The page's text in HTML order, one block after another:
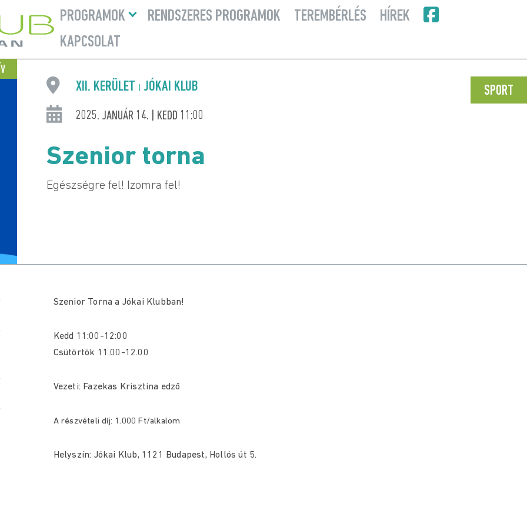
PROGRAMOK
Menü
lenyitásaRENDSZERES PROGRAMOK TEREMBÉRLÉS
HÍREK
KAPCSOLAT
SPORT
XII. KERÜLET JÓKAI KLUB
2025. JANUÁR 14. | KEDD 11:00
Szenior torna
Egészségre fel! Izomra fel!
Szenior Torna a Jókai Klubban!
Kedd 11:00-12:00
Csütörtök 11.00-12.00
Vezeti: Fazekas Krisztina edző
A részvételi díj: 1.000 Ft/alkalom
Helyszín: Jókai Klub, 1121 Budapest, Hollós út 5.